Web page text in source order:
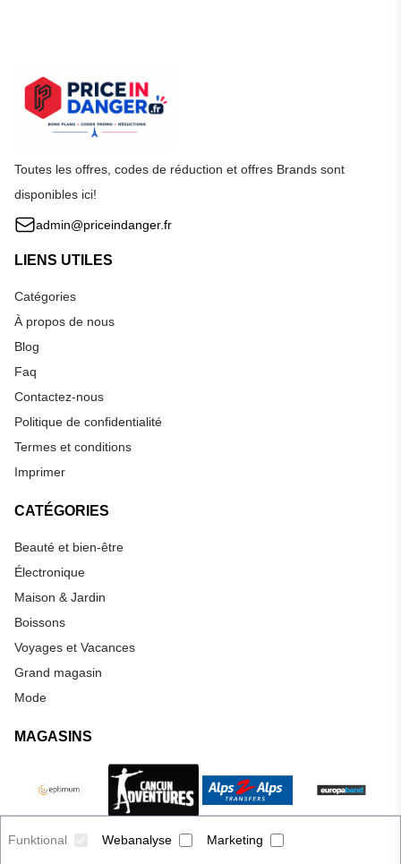
Funktional Webanalyse Marketing
Toutes les offres, codes de réduction et offres Brands sont
disponibles ici!
admin@priceindanger.fr
LIENS UTILES
Catégories
À propos de nous
Blog
Faq
Contactez-nous
Politique de confidentialité
Termes et conditions
Imprimer
CATÉGORIES
Beauté et bien-être
Électronique
Maison & Jardin
Boissons
Voyages et Vacances
Grand magasin
Mode
MAGASINS